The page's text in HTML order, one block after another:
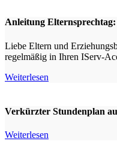
Anleitung
Liebe Eltern und
regelmäßig in Ihren IServ-
Weiterlesen
Verkürzter Stundenplan
Weiterlesen